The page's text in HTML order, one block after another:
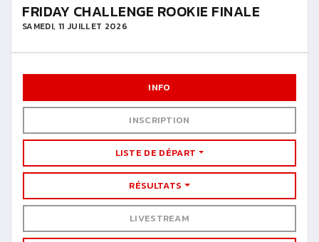
FRIDAY CHALLENGE ROOKIE FINALE
SAMEDI, 11 JUILLET 2026
INFO
INSCRIPTION
LISTE DE DÉPART
RÉSULTATS
LIVESTREAM